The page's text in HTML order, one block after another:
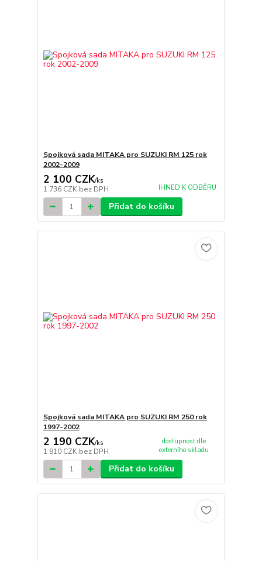
Spojková sada MITAKA pro SUZUKI RM 125 rok
2002-2009
2 100 CZK/ks
1 736 CZK bez DPH IHNED K ODBĚRU
Přidat do košíku
Spojková sada MITAKA pro SUZUKI RM 250 rok
1997-2002
2 190 CZK/ks
1 810 CZK bez DPH
dostupnost dle
externího skladu
Přidat do košíku